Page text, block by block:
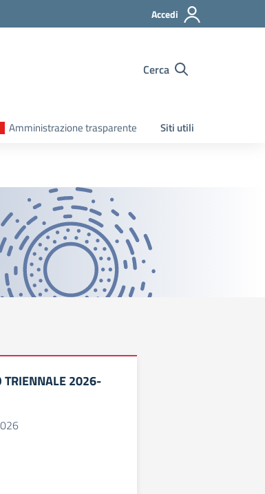
Accedi
Cerca
Amministrazione trasparente Siti utili
TRIENNALE 2026-